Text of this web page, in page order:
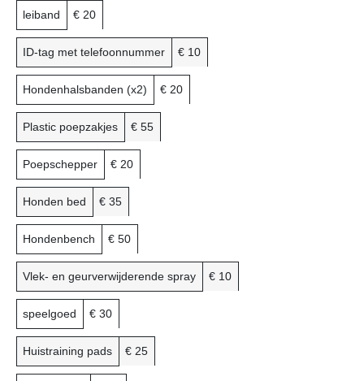
leiband € 20
ID-tag met telefoonnummer € 10
Hondenhalsbanden (x2) € 20
Plastic poepzakjes € 55
Poepschepper € 20
Honden bed € 35
Hondenbench € 50
Vlek- en geurverwijderende spray € 10
speelgoed € 30
Huistraining pads € 25